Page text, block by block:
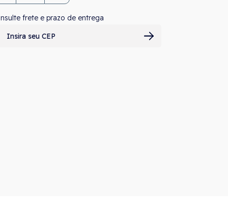
frete e prazo de entrega